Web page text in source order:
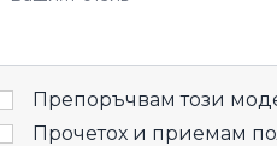
Препоръчвам този
Прочетох и приемам